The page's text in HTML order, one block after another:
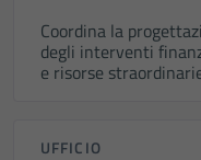
Coordina la
degli interventi
e risorse
UFFICIO